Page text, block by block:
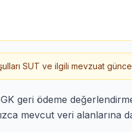
SUT ve ilgili mevzuat
geri ödeme
mevcut veri alanlarına